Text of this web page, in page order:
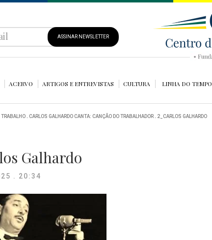
ASSINAR NEWSLETTER
ACERVO ARTIGOS E ENTREVISTAS CULTURA LINHA DO TEMPO
CARLOS GALHARDO CANTA: CANÇÃO DO TRABALHADOR 2_CARLOS GALHARDO
Galhardo
. 20:34